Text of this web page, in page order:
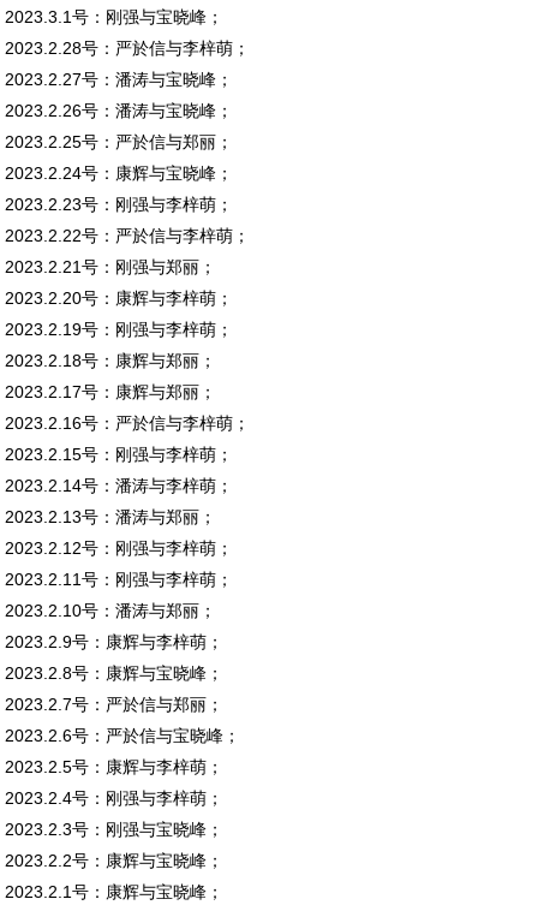
2023.3.1号：刚强与宝晓峰；
2023.2.28号：严於信与李梓萌；
2023.2.27号：潘涛与宝晓峰；
2023.2.26号：潘涛与宝晓峰；
2023.2.25号：严於信与郑丽；
2023.2.24号：康辉与宝晓峰；
2023.2.23号：刚强与李梓萌；
2023.2.22号：严於信与李梓萌；
2023.2.21号：刚强与郑丽；
2023.2.20号：康辉与李梓萌；
2023.2.19号：刚强与李梓萌；
2023.2.18号：康辉与郑丽；
2023.2.17号：康辉与郑丽；
2023.2.16号：严於信与李梓萌；
2023.2.15号：刚强与李梓萌；
2023.2.14号：潘涛与李梓萌；
2023.2.13号：潘涛与郑丽；
2023.2.12号：刚强与李梓萌；
2023.2.11号：刚强与李梓萌；
2023.2.10号：潘涛与郑丽；
2023.2.9号：康辉与李梓萌；
2023.2.8号：康辉与宝晓峰；
2023.2.7号：严於信与郑丽；
2023.2.6号：严於信与宝晓峰；
2023.2.5号：康辉与李梓萌；
2023.2.4号：刚强与李梓萌；
2023.2.3号：刚强与宝晓峰；
2023.2.2号：康辉与宝晓峰；
2023.2.1号：康辉与宝晓峰；